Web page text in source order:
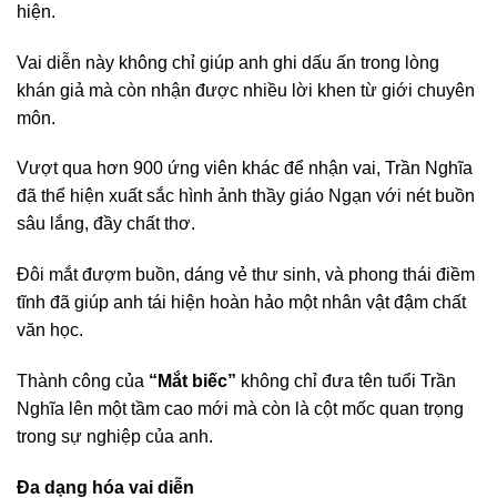
hiện.
Vai diễn này không chỉ giúp anh ghi dấu ấn trong lòng
khán giả mà còn nhận được nhiều lời khen từ giới chuyên
môn.
Vượt qua hơn 900 ứng viên khác để nhận vai, Trần Nghĩa
đã thể hiện xuất sắc hình ảnh thầy giáo Ngạn với nét buồn
sâu lắng, đầy chất thơ.
Đôi mắt đượm buồn, dáng vẻ thư sinh, và phong thái điềm
tĩnh đã giúp anh tái hiện hoàn hảo một nhân vật đậm chất
văn học.
Thành công của “Mắt biếc” không chỉ đưa tên tuổi Trần
Nghĩa lên một tầm cao mới mà còn là cột mốc quan trọng
trong sự nghiệp của anh.
Đa dạng hóa vai diễn